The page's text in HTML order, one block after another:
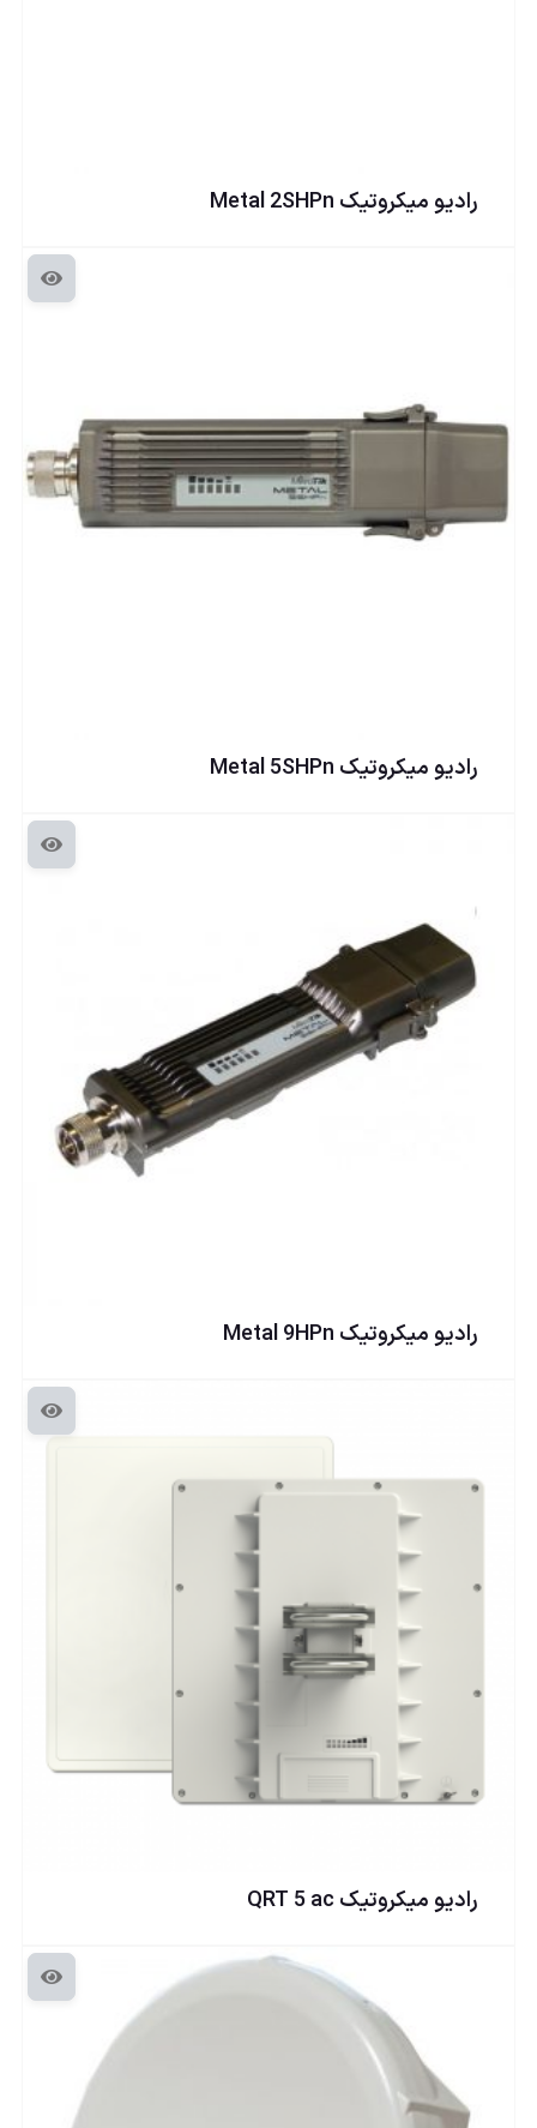
راديو ميكروتيک Metal 2SHPn
راديو ميكروتيک Metal 5SHPn
راديو ميكروتيک Metal 9HPn
راديو ميكروتيک QRT 5 ac